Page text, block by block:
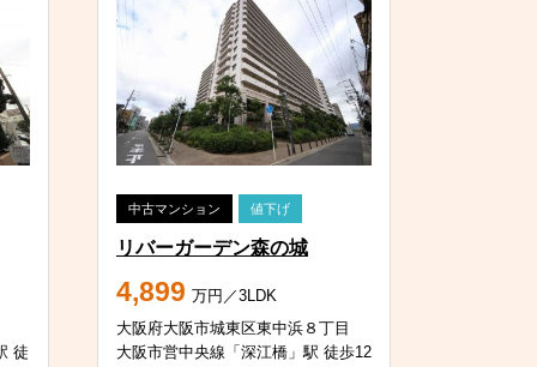
徒
中古マンション 値下げ
リバーガーデン森の城
4,899 万円／3LDK
大阪府大阪市城東区東中浜８丁目
大阪市営中央線「深江橋」駅 徒歩12